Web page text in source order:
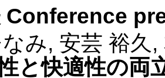
Conference
み, 安芸 裕久,
と快適性の両